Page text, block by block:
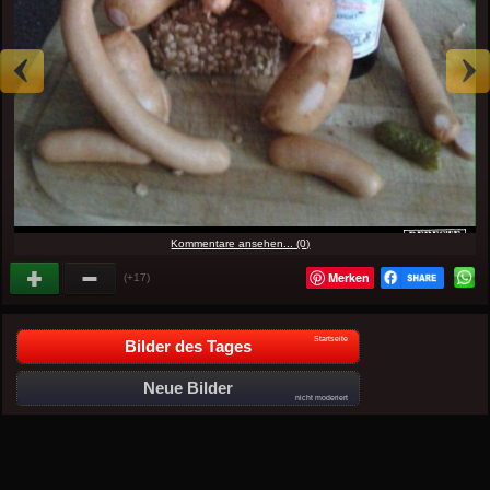
Kommentare ansehen... (0)
(+17) Merken
Bilder des Tages Startseite
Neue Bilder
nicht moderiert